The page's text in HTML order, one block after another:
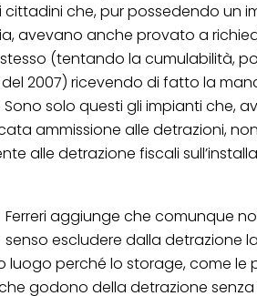
cittadini che, pur possedendo un
avevano anche provato a
(tentando la cumulabilità,
2007) ricevendo di fatto la
solo questi gli impianti che,
ammissione alle detrazioni,
alle detrazione fiscali
Ferreri aggiunge che comunque
senso escludere dalla detrazione
luogo perché lo storage, come le
godono della detrazione